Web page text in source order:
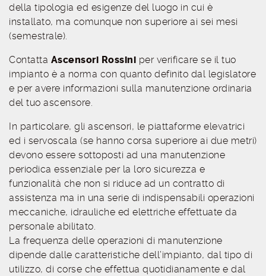
della tipologia ed esigenze del luogo in cui è
installato, ma comunque non superiore ai sei mesi
(semestrale).
Contatta Ascensori Rossini per verificare se il tuo
impianto è a norma con quanto definito dal legislatore
e per avere informazioni sulla manutenzione ordinaria
del tuo ascensore.
In particolare, gli ascensori, le piattaforme elevatrici
ed i servoscala (se hanno corsa superiore ai due metri)
devono essere sottoposti ad una manutenzione
periodica essenziale per la loro sicurezza e
funzionalità che non si riduce ad un contratto di
assistenza ma in una serie di indispensabili operazioni
meccaniche, idrauliche ed elettriche effettuate da
personale abilitato.
La frequenza delle operazioni di manutenzione
dipende dalle caratteristiche dell’impianto, dal tipo di
utilizzo, di corse che effettua quotidianamente e dal